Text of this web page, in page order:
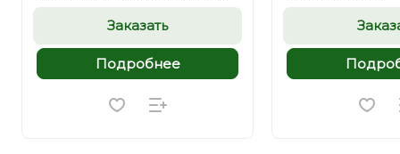
Заказать
Подробнее